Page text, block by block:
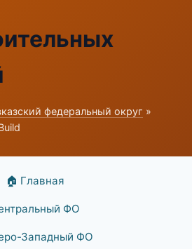
федеральный округ »
🏠 Главная
ФО
Западный ФО